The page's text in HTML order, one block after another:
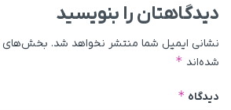
دیدگاهتان را بنویسید
نشانی ایمیل شما منتشر نخواهد شد. بخش‌های
شده‌اند *
دیدگاه *